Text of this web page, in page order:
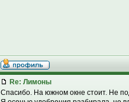
Re: Лимоны
Спасибо. На южном окне стоит. Не